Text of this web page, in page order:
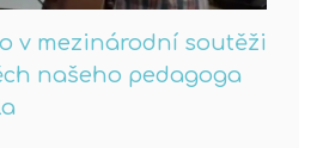
v mezinárodní soutěži
našeho pedagoga